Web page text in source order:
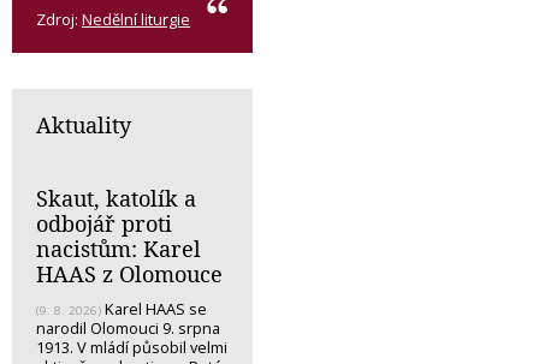
Zdroj: Nedělní liturgie
Aktuality
Skaut, katolík a
odbojář proti
nacistům: Karel
HAAS z Olomouce
(9. 8. 2026) Karel HAAS se
narodil Olomouci 9. srpna
1913. V mládí působil velmi